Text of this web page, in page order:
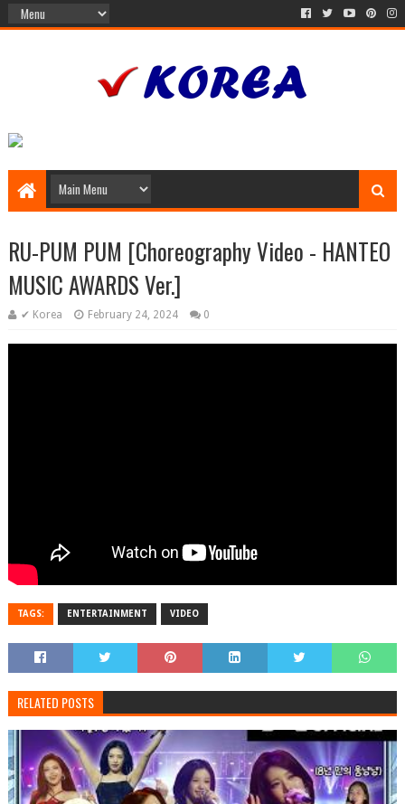
RU-PUM PUM [Choreography Video - HANTEO
MUSIC AWARDS Ver.]
✔ Korea February 24, 2024 0
TAGS: ENTERTAINMENT VIDEO
RELATED POSTS